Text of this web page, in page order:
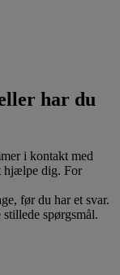
har du
i kontakt med
hjælpe dig. For
før du har et svar.
spørgsmål.